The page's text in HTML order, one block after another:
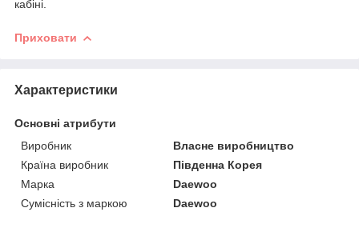
кабіні.
Приховати
Характеристики
Основні атрибути
Виробник
Власне виробництво
Країна виробник
Південна Корея
Марка
Daewoo
Сумісність з маркою
Daewoo